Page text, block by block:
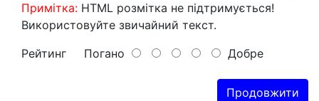
Примітка: HTML розмітка не підтримується!
Використовуйте звичайний текст.
Рейтинг Погано Добре
Продовжити